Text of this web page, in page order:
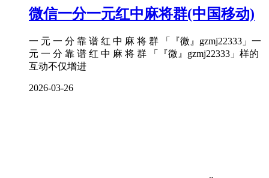
微信一分一元红中麻将群(中国移动)
一 元 一 分 靠 谱 红 中 麻 将 群 「『微』gzmj22333」一
元 一 分 靠 谱 红 中 麻 将 群 「『微』gzmj22333」样的
互动不仅增进
2026-03-26